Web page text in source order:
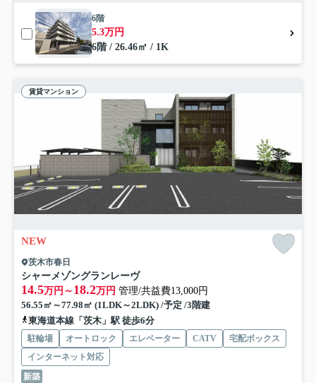
6階
5.3万円
6階 / 26.46㎡ / 1K
賃貸マンション
NEW
茨木市春日
シャーメゾングランレーヴ
14.5万円～ 18.2万円 管理/共益費13,000円
56.55㎡～77.98㎡ (1LDK～2LDK) /予定 /3階建
東海道本線「茨木」駅 徒歩6分
駐輪場 オートロック エレベーター CATV
宅配ボックス
インターネット対応
新築